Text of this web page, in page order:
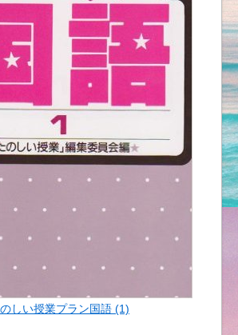
しい授業プラン国語 (1)